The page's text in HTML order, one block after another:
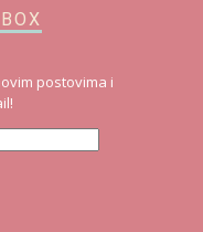
postovima i